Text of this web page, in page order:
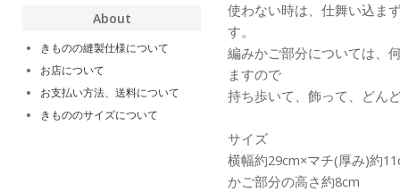
使わない時は、仕舞い込ま
す。
編みかご部分については、
ますので
持ち歩いて、飾って、どん
サイズ
横幅約29cm×マチ(厚み)約
かご部分の高さ約8cm
About
きものの縫製仕様について
お店について
お支払い方法、送料について
きもののサイズについて